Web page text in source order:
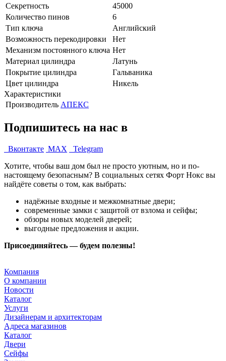
Секретность
45000
Количество пинов
6
Тип ключа
Английский
Возможность перекодировки
Нет
Механизм постоянного ключа Нет
Материал цилиндра
Латунь
Покрытие цилиндра
Гальваника
Цвет цилиндра
Никель
Характеристики
Производитель АПЕКС
Подпишитесь на нас в
Вконтакте MAX
Telegram
Хотите, чтобы ваш дом был не просто уютным, но и по-
настоящему безопасным? В социальных сетях Форт Нокс вы
найдёте советы о том, как выбрать:
надёжные входные и межкомнатные двери;
современные замки с защитой от взлома и сейфы;
обзоры новых моделей дверей;
выгодные предложения и акции.
Присоединяйтесь — будем полезны!
Компания
О компании
Новости
Каталог
Услуги
Дизайнерам и архитекторам
Адреса магазинов
Каталог
Двери
Сейфы